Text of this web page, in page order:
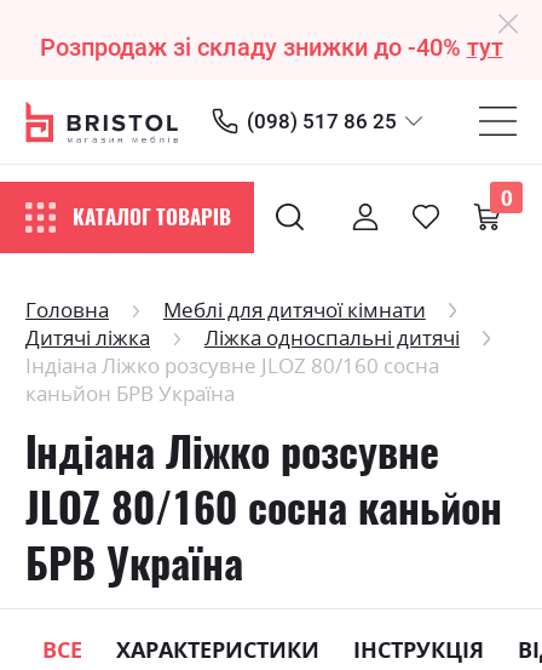
Розпродаж зі складу знижки до -40% тут
(098) 517 86 25
КАТАЛОГ ТОВАРІВ
0
Головна
Меблі для дитячої кімнати
Дитячі ліжка
Ліжка односпальні дитячі
Індіана Ліжко розсувне JLOZ 80/160 сосна
каньйон БРВ Україна
Індіана Ліжко розсувне
JLOZ 80/160 сосна каньйон
БРВ Україна
ВСЕ ХАРАКТЕРИСТИКИ ІНСТРУКЦІЯ